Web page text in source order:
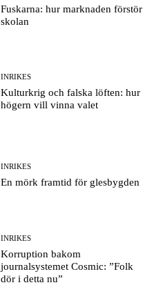
Fuskarna: hur marknaden förstör
skolan
INRIKES
Kulturkrig och falska löften: hur
högern vill vinna valet
INRIKES
En mörk framtid för glesbygden
INRIKES
Korruption bakom
journalsystemet Cosmic: ”Folk
dör i detta nu”